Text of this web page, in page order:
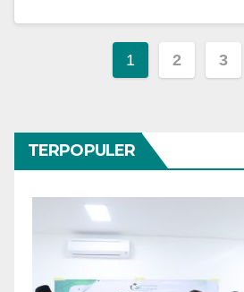
Paginasi
1 2 3
TERPOPULER